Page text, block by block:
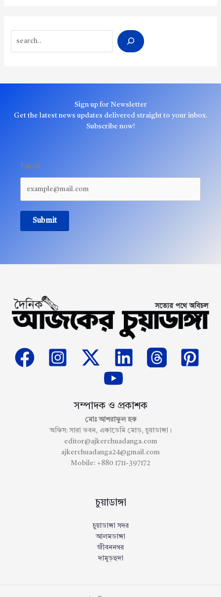
Sign up for Newsletter
Get the latest news updates delivered straight to your inbox.
Subscribe now!
Email
Submit
সম্পাদক ও প্রকাশক
মোঃ আশরাফুল হক
অফিস: সারা ভবন, একাডেমি মোড়, চুয়াডাঙ্গা।
editor@ajkerchuadanga.com
ajkerchuadanga24@gmail.com
Mobile: +880 1711-397172
চুয়াডাঙ্গা
চুয়াডাঙ্গা সদর
আলমডাঙ্গা
জীবননগর
দামুড়হুদা